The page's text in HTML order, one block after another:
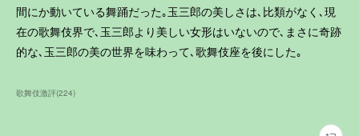
間にか動いている舞踊だった｡玉三郎の美しさは､比類がなく､現
在の歌舞伎界で､玉三郎より美しい女形はいないので､まさに奇跡
的な､玉三郎の美の世界を味わって､歌舞伎座を後にした｡
歌舞伎激評(224)